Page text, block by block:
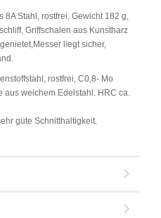
8A Stahl, rostfrei, Gewicht 182 g,
Griffschalen aus Kunstharz
Messer liegt sicher,
rostfrei, C0,8- Mo
aus weichem Edelstahl. HRC ca.
gute Schnitthaltigkeit.